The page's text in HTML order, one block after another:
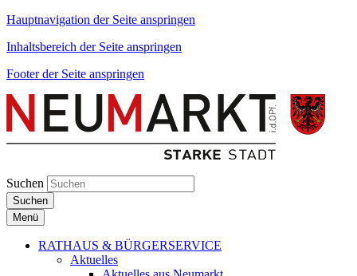
Hauptnavigation der Seite anspringen
Inhaltsbereich der Seite anspringen
Footer der Seite anspringen
Suchen
Suchen
Menü
RATHAUS & BÜRGERSERVICE
Aktuelles